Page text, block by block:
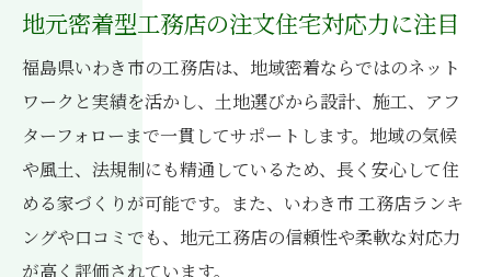
地元密着型工務店の注文住宅対応力に注目
福島県いわき市の工務店は、地域密着ならではのネット
ワークと実績を活かし、土地選びから設計、施工、アフ
ターフォローまで一貫してサポートします。地域の気候
や風土、法規制にも精通しているため、長く安心して住
める家づくりが可能です。また、いわき市 工務店ランキ
ングや口コミでも、地元工務店の信頼性や柔軟な対応力
が高く評価されています。